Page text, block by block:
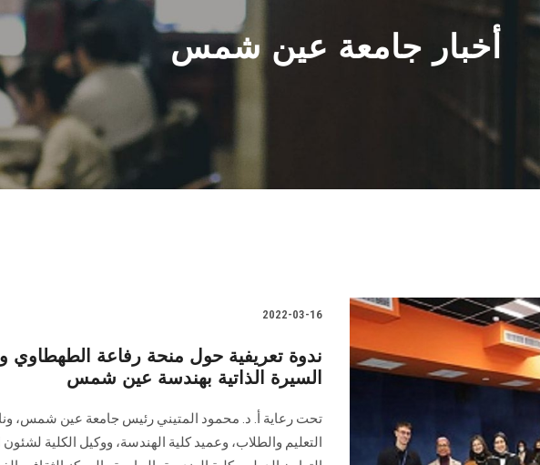
أخبار جامعة عين شمس
2022-03-16
ندوة تعريفية حول منحة رفاعة
السيرة الذاتية بهندسة عين شمس
تحت رعاية أ. د. محمود المتيني رئيس جامعة عين شمس،
التعليم والطلاب، وعميد كلية الهندسة، ووكيل الكلية